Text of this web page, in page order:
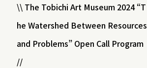
\\ The Tobichi Art Museum 2024 “T
he Watershed Between Resources
and Problems” Open Call Program
//